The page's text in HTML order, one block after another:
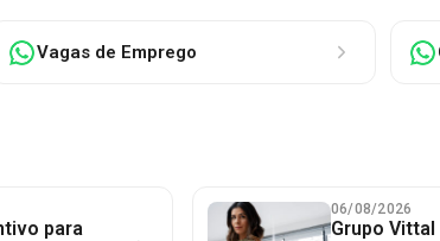
Vagas de Emprego
para
06/08/2026
Grupo